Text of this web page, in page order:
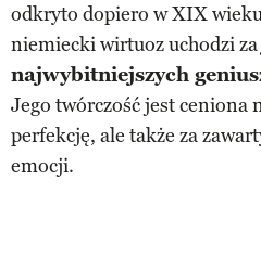
odkryto dopiero w XIX
niemiecki wirtuoz uchodzi za
najwybitniejszych
Jego twórczość jest ceniona
perfekcję, ale także za
emocji.